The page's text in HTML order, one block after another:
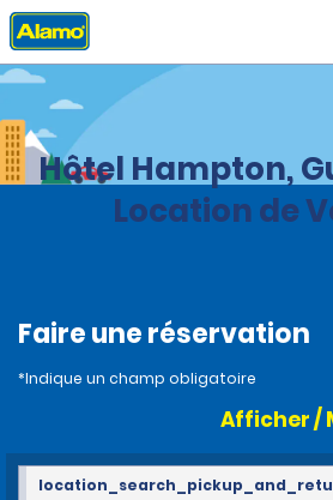
Accueil Agences
Hôtel Hampton,
Location de
Faire une réservation
*Indique un champ obligatoire
Afficher /